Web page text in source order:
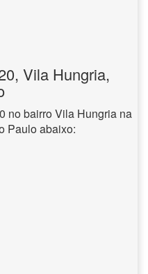
Vila Hungria,
no bairro Vila Hungria na
Paulo abaixo: